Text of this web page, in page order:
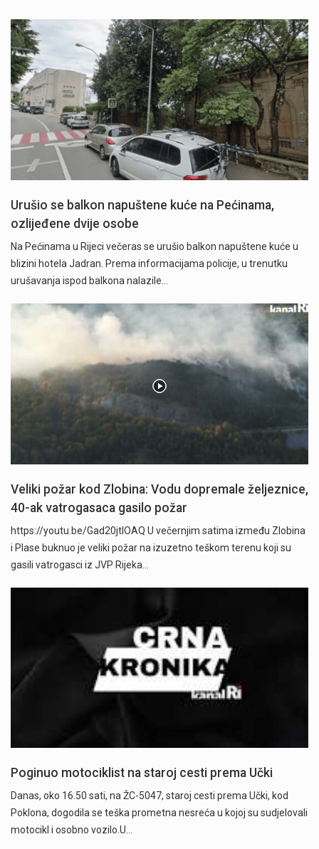
Urušio se balkon napuštene kuće na Pećinama,
ozlijeđene dvije osobe
Na Pećinama u Rijeci večeras se urušio balkon napuštene kuće u
blizini hotela Jadran. Prema informacijama policije, u trenutku
urušavanja ispod balkona nalazile…
Veliki požar kod Zlobina: Vodu dopremale željeznice,
40-ak vatrogasaca gasilo požar
https://youtu.be/Gad20jtIOAQ U večernjim satima između Zlobina
i Plase buknuo je veliki požar na izuzetno teškom terenu koji su
gasili vatrogasci iz JVP Rijeka…
Poginuo motociklist na staroj cesti prema Učki
Danas, oko 16.50 sati, na ŽC-5047, staroj cesti prema Učki, kod
Poklona, dogodila se teška prometna nesreća u kojoj su sudjelovali
motocikl i osobno vozilo.U…